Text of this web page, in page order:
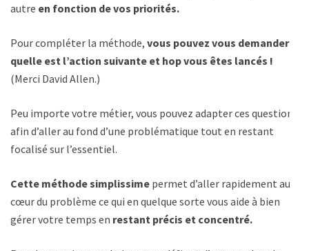
autre en fonction de vos priorités.
Pour compléter la méthode, vous pouvez vous demander
quelle est l’action suivante et hop vous êtes lancés !
(Merci David Allen.)
Peu importe votre métier, vous pouvez adapter ces questions
afin d’aller au fond d’une problématique tout en restant
focalisé sur l’essentiel.
Cette méthode simplissime permet d’aller rapidement au
cœur du problème ce qui en quelque sorte vous aide à bien
gérer votre temps en restant précis et concentré.